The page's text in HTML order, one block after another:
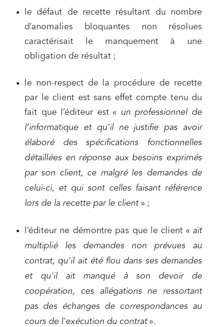
le défaut de recette résultant du nombre
d’anomalies bloquantes non résolues
caractérisait le manquement à une
obligation de résultat ;
le non-respect de la procédure de recette
par le client est sans effet compte tenu du
fait que l’éditeur est « un professionnel de
l’informatique et qu’il ne justifie pas avoir
élaboré des spécifications fonctionnelles
détaillées en réponse aux besoins exprimés
par son client, ce malgré les demandes de
celui-ci, et qui sont celles faisant référence
lors de la recette par le client » ;
l’éditeur ne démontre pas que le client « ait
multiplié les demandes non prévues au
contrat, qu'il ait été flou dans ses demandes
et qu'il ait manqué à son devoir de
coopération, ces allégations ne ressortant
pas des échanges de correspondances au
cours de l'exécution du contrat».